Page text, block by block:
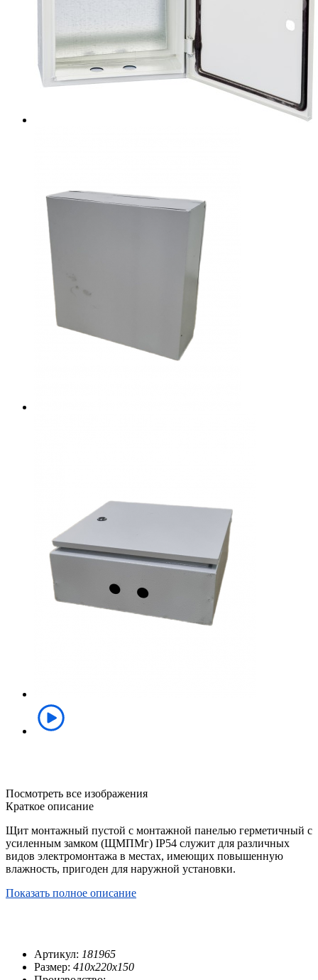
Посмотреть все изображения
Краткое описание
Щит монтажный пустой с монтажной панелью герметичный с
усиленным замком (ЩМПМг) IP54 служит для различных
видов электромонтажа в местах, имеющих повышенную
влажность, пригоден для наружной установки.
Показать полное описание
Артикул: 181965
Размер: 410х220х150